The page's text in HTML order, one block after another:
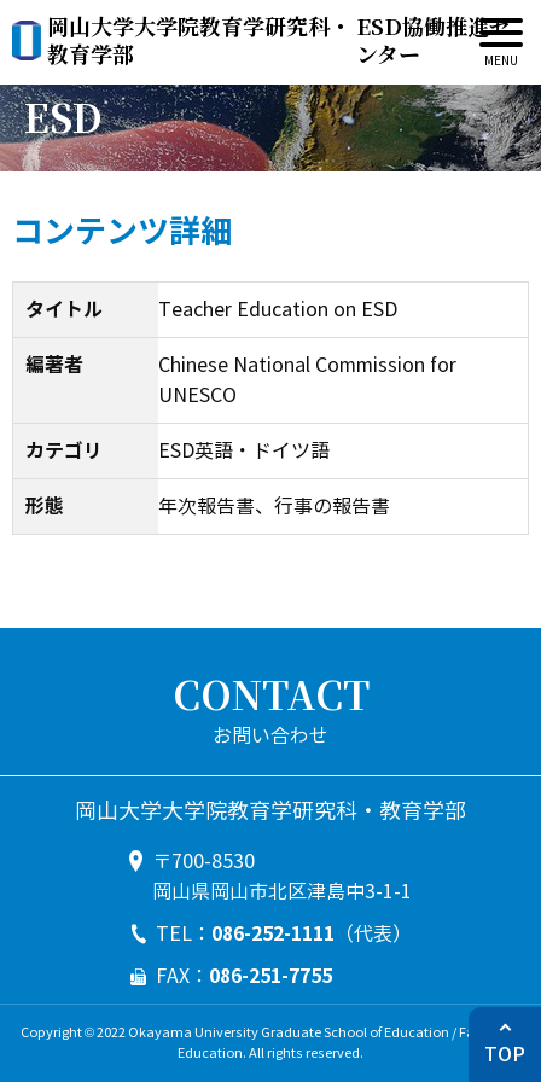
岡山大学大学院教育学研究科・
教育学部
ESD協働推進セ
ンター
Teacher Education on
ESD
コンテンツ詳細
タイトル Teacher Education on ESD
編著者
Chinese National Commission for
UNESCO
カテゴリ ESD英語・ドイツ語
形態 年次報告書、行事の報告書
CONTACT
岡山大学大学院教育学研究科・教育学部
〒700-8530
岡山県岡山市北区津島中3-1-1
TEL： 086-252-1111 （代表）
FAX： 086-251-7755
Copyright © 2022 Okayama University Graduate School of Education / Faculty of
Education. All rights reserved.
TOP